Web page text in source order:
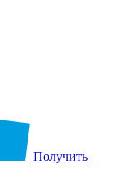
Получить